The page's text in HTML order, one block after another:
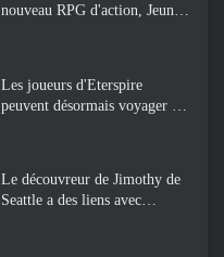
nouveau RPG d'action, Jeune
Les joueurs d'Eterspire
peuvent désormais voyager un
Le découvreur de Jimothy de
Seattle a des liens avec